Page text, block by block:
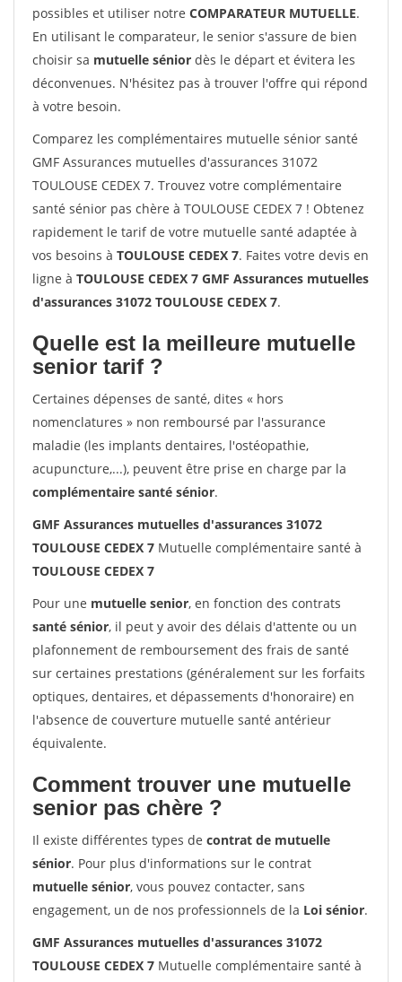
possibles et utiliser notre COMPARATEUR MUTUELLE.
En utilisant le comparateur, le senior s'assure de bien
choisir sa mutuelle sénior dès le départ et évitera les
déconvenues. N'hésitez pas à trouver l'offre qui répond
à votre besoin.
Comparez les complémentaires mutuelle sénior santé
GMF Assurances mutuelles d'assurances 31072
TOULOUSE CEDEX 7. Trouvez votre complémentaire
santé sénior pas chère à TOULOUSE CEDEX 7 ! Obtenez
rapidement le tarif de votre mutuelle santé adaptée à
vos besoins à TOULOUSE CEDEX 7. Faites votre devis en
ligne à TOULOUSE CEDEX 7 GMF Assurances mutuelles
d'assurances 31072 TOULOUSE CEDEX 7.
Quelle est la meilleure mutuelle
senior tarif ?
Certaines dépenses de santé, dites « hors
nomenclatures » non remboursé par l'assurance
maladie (les implants dentaires, l'ostéopathie,
acupuncture,...), peuvent être prise en charge par la
complémentaire santé sénior.
GMF Assurances mutuelles d'assurances 31072
TOULOUSE CEDEX 7 Mutuelle complémentaire santé à
TOULOUSE CEDEX 7
Pour une mutuelle senior, en fonction des contrats
santé sénior, il peut y avoir des délais d'attente ou un
plafonnement de remboursement des frais de santé
sur certaines prestations (généralement sur les forfaits
optiques, dentaires, et dépassements d'honoraire) en
l'absence de couverture mutuelle santé antérieur
équivalente.
Comment trouver une mutuelle
senior pas chère ?
Il existe différentes types de contrat de mutuelle
sénior. Pour plus d'informations sur le contrat
mutuelle sénior, vous pouvez contacter, sans
engagement, un de nos professionnels de la Loi sénior.
GMF Assurances mutuelles d'assurances 31072
TOULOUSE CEDEX 7 Mutuelle complémentaire santé à